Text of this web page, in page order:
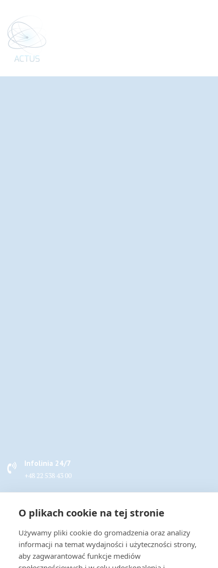
Infolinia 24/7
+48 22 538 43 00
handel@actus-info.pl
Biuro
Wrocław, ul. Borowska 283B
O plikach cookie na tej stronie
Używamy pliki cookie do gromadzenia oraz analizy
informacji na temat wydajności i użyteczności strony,
aby zagwarantować funkcje mediów